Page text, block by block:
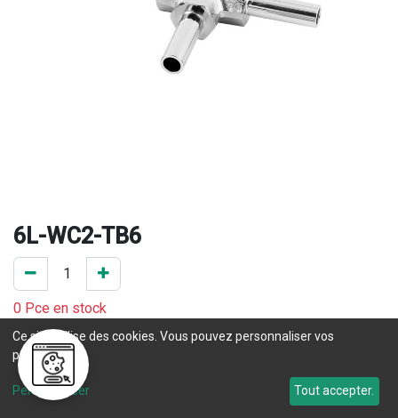
6L-WC2-TB6
0 Pce en stock
contact avec notre service commercial.
Ce site utilise des cookies. Vous pouvez personnaliser vos
préférences.
Personnaliser Tout accepter.